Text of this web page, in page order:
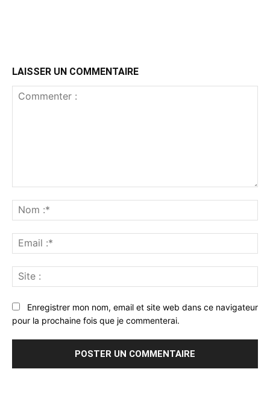
LAISSER UN COMMENTAIRE
:*
:*
:
Enregistrer mon nom, email et site web dans ce navigateur
pour la prochaine fois que je commenterai.